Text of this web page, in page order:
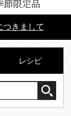
節限定品
つきまして
レシピ